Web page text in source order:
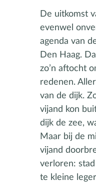
De uitkomst
evenwel
agenda van
Den Haag.
zo’n aftocht
redenen.
van de dijk.
vijand kon
dijk de zee,
Maar bij de
vijand
verloren:
te kleine